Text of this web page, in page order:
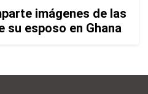
imágenes de las
su esposo en Ghana